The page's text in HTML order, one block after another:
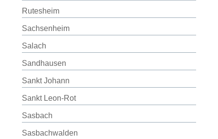
Rutesheim
Sachsenheim
Salach
Sandhausen
Sankt Johann
Sankt Leon-Rot
Sasbach
Sasbachwalden